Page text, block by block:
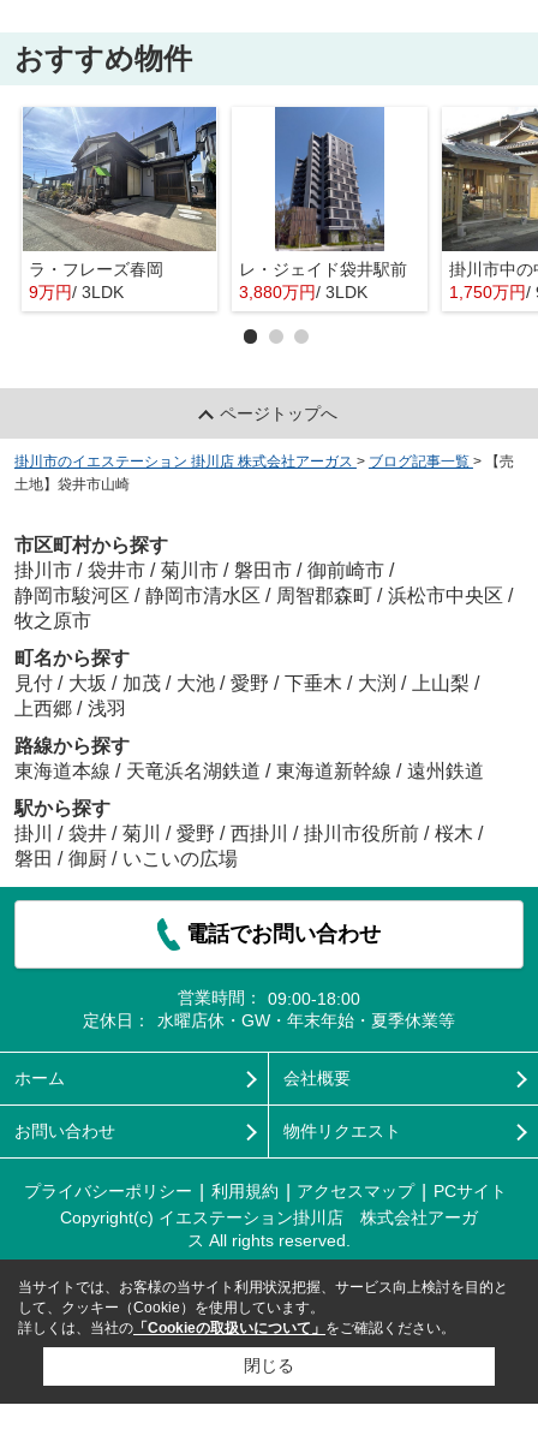
おすすめ物件
ラ・フレーズ春岡
9万円/ 3LDK
レ・ジェイド袋井駅前
3,880万円/ 3LDK
掛川市中の
1,750万円/
ページトップへ
掛川市のイエステーション 掛川店 株式会社アーガス > ブログ記事一覧 >
【売
土地】袋井市山崎
市区町村から探す
掛川市 / 袋井市 / 菊川市 / 磐田市 / 御前崎市 /
静岡市駿河区 / 静岡市清水区 / 周智郡森町 / 浜松市中央区 /
牧之原市
町名から探す
見付 / 大坂 / 加茂 / 大池 / 愛野 / 下垂木 / 大渕 / 上山梨 /
上西郷 / 浅羽
路線から探す
東海道本線 / 天竜浜名湖鉄道 / 東海道新幹線 / 遠州鉄道
駅から探す
掛川
/ 袋井 / 菊川 / 愛野 / 西掛川 / 掛川市役所前 / 桜木 /
磐田 / 御厨 / いこいの広場
電話でお問い合わせ
営業時間：
09:00-18:00
定休日：
水曜店休・GW・年末年始・夏季休業等
ホーム 会社概要
お問い合わせ 物件リクエスト
プライバシーポリシー 利用規約 アクセスマップ
PCサイト
Copyright(c) イエステーション掛川店 株式会社アーガ
ス All rights reserved.
当サイトでは、お客様の当サイト利用状況把握、サービス向上検討を目的と
して、クッキー（Cookie）を使用しています。
詳しくは、当社の 「Cookieの取扱いについて」 をご確認ください。
閉じる